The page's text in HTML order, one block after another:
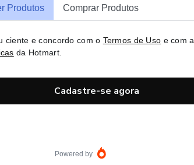
Produtos Comprar Produtos
ciente e concordo com o Termos de Uso e com a
da Hotmart.
Cadastre-se agora
Powered by